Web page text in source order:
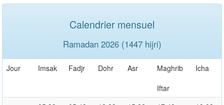
Calendrier mensuel
Ramadan 2026 (1447 hijri)
Jour Imsak Fadjr Dohr Asr
Maghrib
Iftar
Icha